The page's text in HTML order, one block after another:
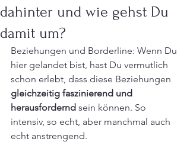
dahinter und wie gehst Du
damit um?
Beziehungen und Borderline: Wenn Du
hier gelandet bist, hast Du vermutlich
schon erlebt, dass diese Beziehungen
gleichzeitig faszinierend und
herausfordernd sein können. So
intensiv, so echt, aber manchmal auch
echt anstrengend.